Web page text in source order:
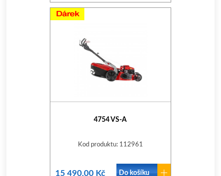
4754 VS-A
Kod produktu: 112961
15 490,00 Kč Do košíku